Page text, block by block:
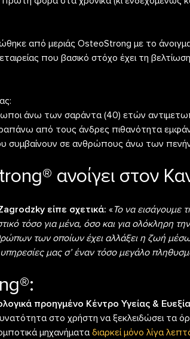
από μεριάς OsteoStrong με το
που βασικό στόχο έχει τη
άνω των σαράντα (40) ετών
από τους άνδρες πιθανότητα
σε ανθρώπους άνω των
ανοίγει στον
είπε σχετικά: «Το να εισάγουμε
τόσο για μένα, όσο και για ολόκληρη
των οποίων έχει αλλάξει η ζωή
μας σ’ έναν τόσο μεγάλο
προηγμένο Κέντρο Υγείας &
στο χρήστη να ξεκλειδώσει τα
μηχανήματαδιαρκεί μόνο λίγα